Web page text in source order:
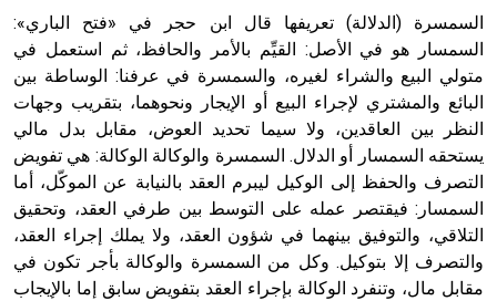
- هل تعلم أن أبجر Abgar اسم معروف جيداً يعود إلى عدد من
الملوك الذين حكموا مدينة إديسا (الرها) من أبجر الأول وحتى
التاسع، وهم ينتسبون إلى أسرة أوسروين
- هل تعلم أن الأبجدية الكنعانية تتألف من /22/ علامة كتابية
sign تكتب منفصلة غير متصلة، وتعتمد المبدأ الأكوروفوني،
حيث تقتصر القيمة الصوتية للعلامة الك
السمسرة (الدلالة) تعريفها قال ابن حجر في «فتح الباري»:
السمسار هو في الأصل: القيِّم بالأمر والحافظ، ثم استعمل في
متولي البيع والشراء لغيره، والسمسرة في عرفنا: الوساطة بين
البائع والمشتري لإجراء البيع أو الإيجار ونحوهما، بتقريب وجهات
النظر بين العاقدين، ولا سيما تحديد العوض، مقابل بدل مالي
يستحقه السمسار أو الدلال. السمسرة والوكالة الوكالة: هي تفويض
التصرف والحفظ إلى الوكيل ليبرم العقد بالنيابة عن الموكّل، أما
السمسار: فيقتصر عمله على التوسط بين طرفي العقد، وتحقيق
التلاقي، والتوفيق بينهما في شؤون العقد، ولا يملك إجراء العقد،
والتصرف إلا بتوكيل. وكل من السمسرة والوكالة بأجر تكون في
مقابل مال، وتنفرد الوكالة بإجراء العقد بتفويض سابق إما بالإيجاب